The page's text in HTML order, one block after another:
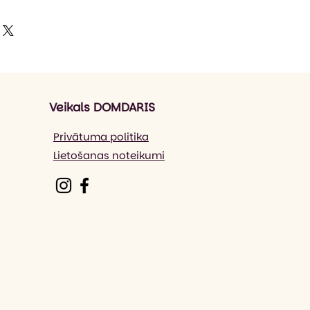
ar dubulto vīli. Bez
130/140cm (10 gadi)
dienas (Omniva).
Veikals DOMDARIS
Privātuma politika
Lietošanas noteikumi